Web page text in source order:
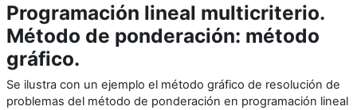
Programación lineal multicriterio.
Método de ponderación: método
gráfico.
Se ilustra con un ejemplo el método gráfico de resolución de
problemas del método de ponderación en programación lineal